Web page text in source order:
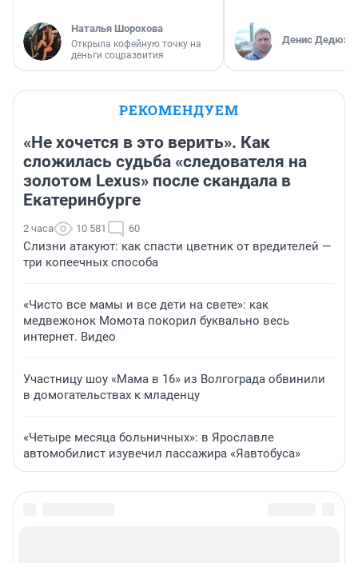
Наталья Шорохова
Открыла кофейную точку на
деньги соцразвития
Денис
РЕКОМЕНДУЕМ
«Не хочется в это верить». Как
сложилась судьба «следователя на
золотом Lexus» после скандала в
Екатеринбурге
2 часа 10 581 60
Слизни атакуют: как спасти цветник от вредителей —
три копеечных способа
«Чисто все мамы и все дети на свете»: как
медвежонок Момота покорил буквально весь
интернет. Видео
Участницу шоу «Мама в 16» из Волгограда обвинили
в домогательствах к младенцу
«Четыре месяца больничных»: в Ярославле
автомобилист изувечил пассажира «Яавтобуса»